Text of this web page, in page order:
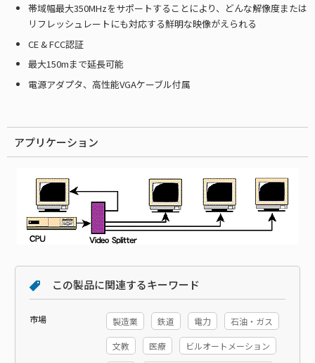
帯域幅最大350MHzをサポートすることにより、どんな解像度または
リフレッシュレートにも対応する鮮明な映像がえられる
CE & FCC認証
最大150mまで延長可能
電源アダプタ、高性能VGAケーブル付属
アプリケーション
この製品に関連するキーワード
市場 製造業 鉄道 電力 石油・ガス
文教 医療 ビルオートメーション